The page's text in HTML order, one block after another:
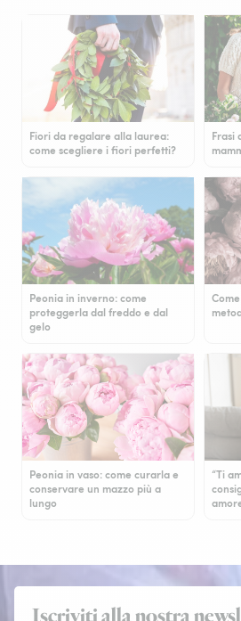
Fiori da regalare alla laurea:
come scegliere i fiori perfetti?
Frasi
Peonia in inverno: come
proteggerla dal freddo e dal
gelo
Peonia in vaso: come curarla e
conservare un mazzo più a
lungo
“Ti